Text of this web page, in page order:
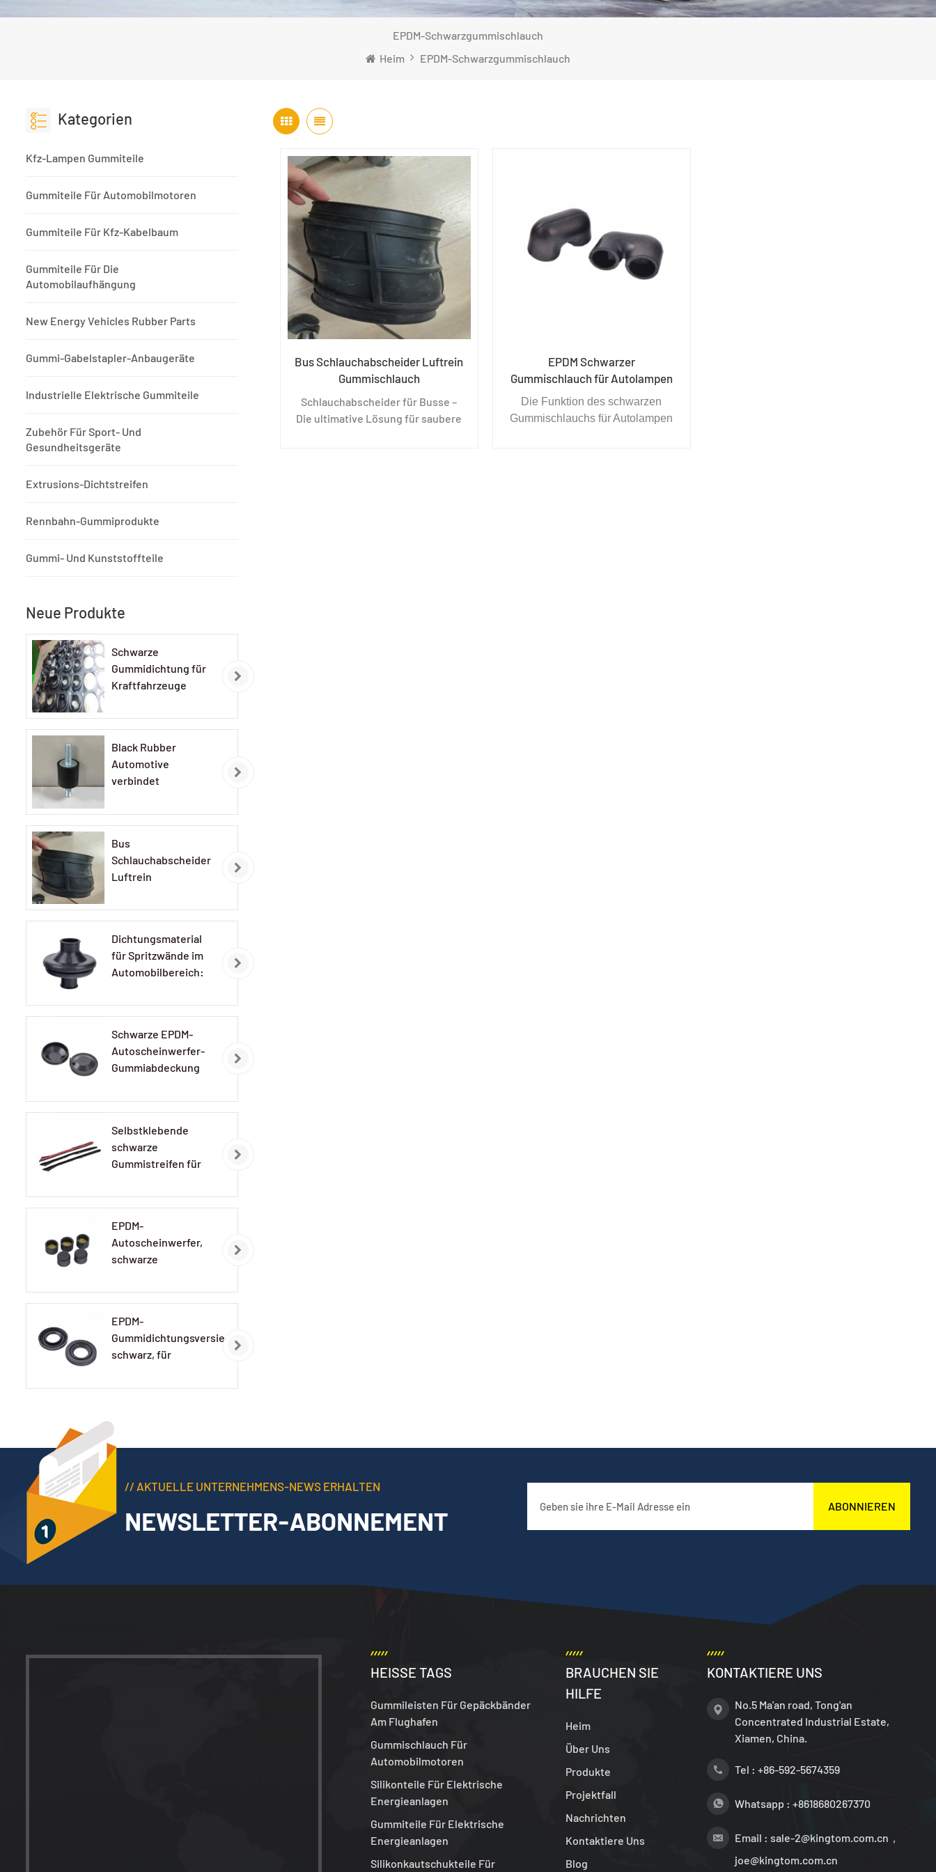
EPDM-Schwarzgummischlauch
Heim
EPDM-Schwarzgummischlauch
Kategorien
Kfz-Lampen Gummiteile
Gummiteile Für Automobilmotoren
Gummiteile Für Kfz-Kabelbaum
Gummiteile Für Die
Automobilaufhängung
New Energy Vehicles Rubber Parts
Gummi-Gabelstapler-Anbaugeräte
Industrielle Elektrische Gummiteile
Zubehör Für Sport- Und
Gesundheitsgeräte
Extrusions-Dichtstreifen
Rennbahn-Gummiprodukte
Gummi- Und Kunststoffteile
Neue Produkte
Schwarze
Gummidichtung für
Kraftfahrzeuge
Black Rubber
Automotive
verbindet
Bus
Schlauchabscheider
Luftrein
Dichtungsmaterial
für Spritzwände im
Automobilbereich:
Gummidichtungen
Schwarze EPDM-
Autoscheinwerfer-
Gummiabdeckung
Selbstklebende
schwarze
Gummistreifen für
EPDM-
Autoscheinwerfer,
schwarze
EPDM-
Gummidichtungsversiegelung,
schwarz, für
Bus Schlauchabscheider Luftrein
Gummischlauch
Schlauchabscheider für Busse –
Die ultimative Lösung für saubere
EPDM Schwarzer
Gummischlauch für Autolampen
Die Funktion des schwarzen
Gummischlauchs für Autolampen
// AKTUELLE UNTERNEHMENS-NEWS ERHALTEN
NEWSLETTER-ABONNEMENT ABONNIEREN
HEISSE TAGS
Gummileisten Für Gepäckbänder
Am Flughafen
Gummischlauch Für
Automobilmotoren
Silikonteile Für Elektrische
Energieanlagen
Gummiteile Für Elektrische
Energieanlagen
Silikonkautschukteile Für
BRAUCHEN SIE
HILFE
Heim
Über Uns
Produkte
Projektfall
Nachrichten
Kontaktiere Uns
Blog
KONTAKTIERE UNS
No.5 Ma'an road, Tong'an
Concentrated Industrial Estate,
Xiamen, China.
Tel : +86-592-5674359
Whatsapp : +8618680267370
Email : sale-2@kingtom.com.cn，
joe@kingtom.com.cn